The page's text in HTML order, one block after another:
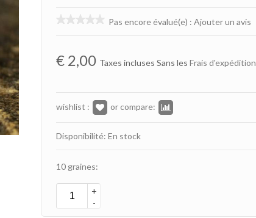
Pas encore évalué(e) : Ajouter un avis
€ 2,00 Taxes incluses Sans les Frais d'expédition
wishlist : or compare:
Disponibilité: En stock
10 graines:
+
-